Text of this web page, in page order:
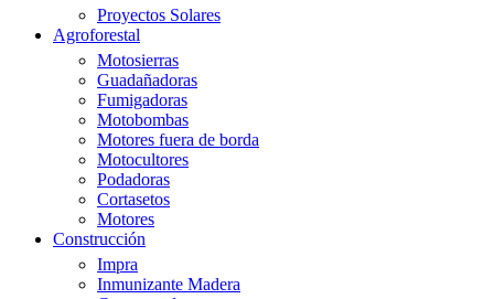
Proyectos Solares
Agroforestal
Motosierras
Guadañadoras
Fumigadoras
Motobombas
Motores fuera de borda
Motocultores
Podadoras
Cortasetos
Motores
Construcción
Impra
Inmunizante Madera